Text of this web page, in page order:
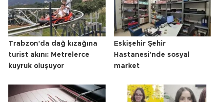
Trabzon'da dağ kızağına
turist akını: Metrelerce
kuyruk oluşuyor
Eskişehir Şehir
Hastanesi'nde sosyal
market